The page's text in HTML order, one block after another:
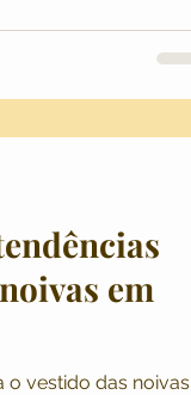
em
o vestido das noivas